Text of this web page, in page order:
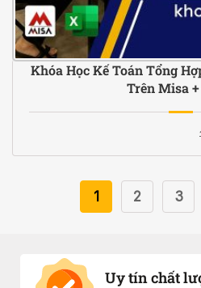
Khóa Học Kế Toán Tổng
Trên Misa
1 2 3
Uy tín chất